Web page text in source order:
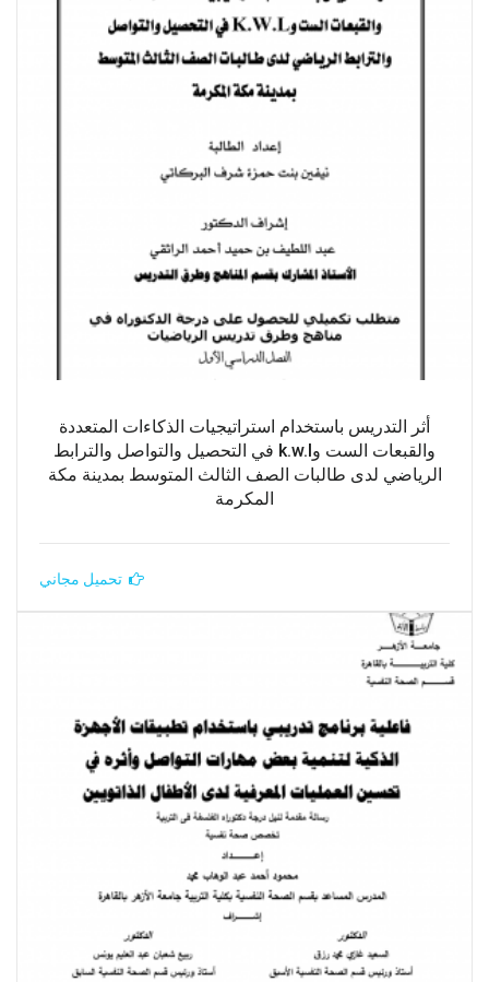
أثر التدريس باستخدام استراتيجيات الذكاءات المتعددة
والقبعات الست وk.w.l في التحصيل والتواصل والترابط
الرياضي لدى طالبات الصف الثالث المتوسط بمدينة مكة
المكرمة
تحميل مجاني